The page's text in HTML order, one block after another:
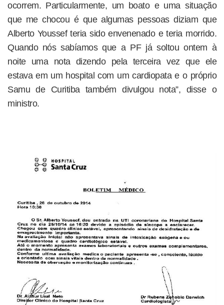
ocorrem. Particularmente, um boato e uma situação
que me chocou é que algumas pessoas diziam que
Alberto Youssef teria sido envenenado e teria morrido.
Quando nós sabíamos que a PF já soltou ontem à
noite uma nota dizendo pela terceira vez que ele
estava em um hospital com um cardiopata e o próprio
Samu de Curitiba também divulgou nota”, disse o
ministro.